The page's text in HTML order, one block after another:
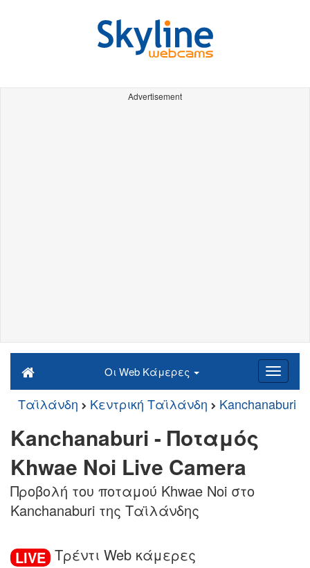
Advertisement
Οι Web Κάμερες
Ταϊλάνδη Κεντρική Ταϊλάνδη Kanchanaburi
Kanchanaburi - Ποταμός
Khwae Noi Live Camera
Προβολή του ποταμού Khwae Noi στο
Kanchanaburi της Ταϊλάνδης
LIVE Τρέντι Web κάμερες